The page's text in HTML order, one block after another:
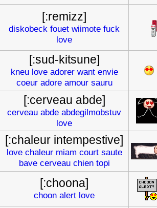
[:remizz]
diskobeck fouet wiimote fuck
love
[:sud-kitsune]
kneu love adorer want envie
coeur adore amour sauru
[:cerveau abde]
cerveau abde abdegilmobstuv
love
[:chaleur intempestive]
love chaleur miam court saute
bave cerveau chien topi
[:choona]
choon alert love